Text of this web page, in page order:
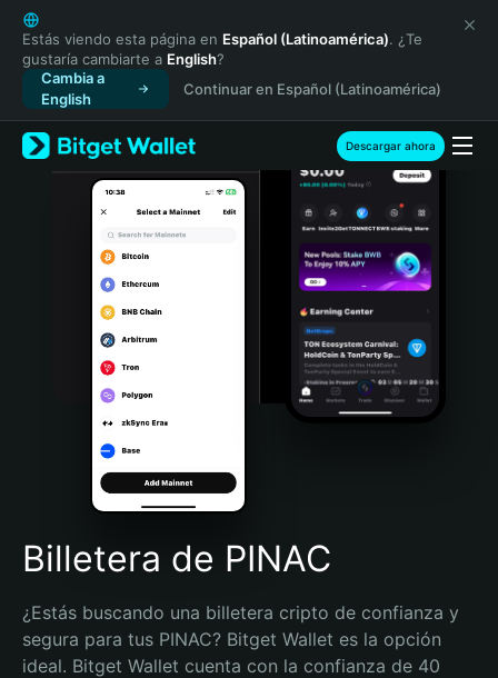
English
日本語
Tiếng Việt
Русский
Español (Latinoamérica)
Türkçe
Italiano
Português (Portugal)
Bahasa Indonesia
Português (Brasil)
Español (Argentina)
Estás viendo esta página en Español (Latinoamérica). ¿Te
gustaría cambiarte a English?
Cambia a
English
Continuar en Español (Latinoamérica)
Descargar ahora
Billetera de PINAC
¿Estás buscando una billetera cripto de confianza y
segura para tus PINAC? Bitget Wallet es la opción
ideal. Bitget Wallet cuenta con la confianza de 40